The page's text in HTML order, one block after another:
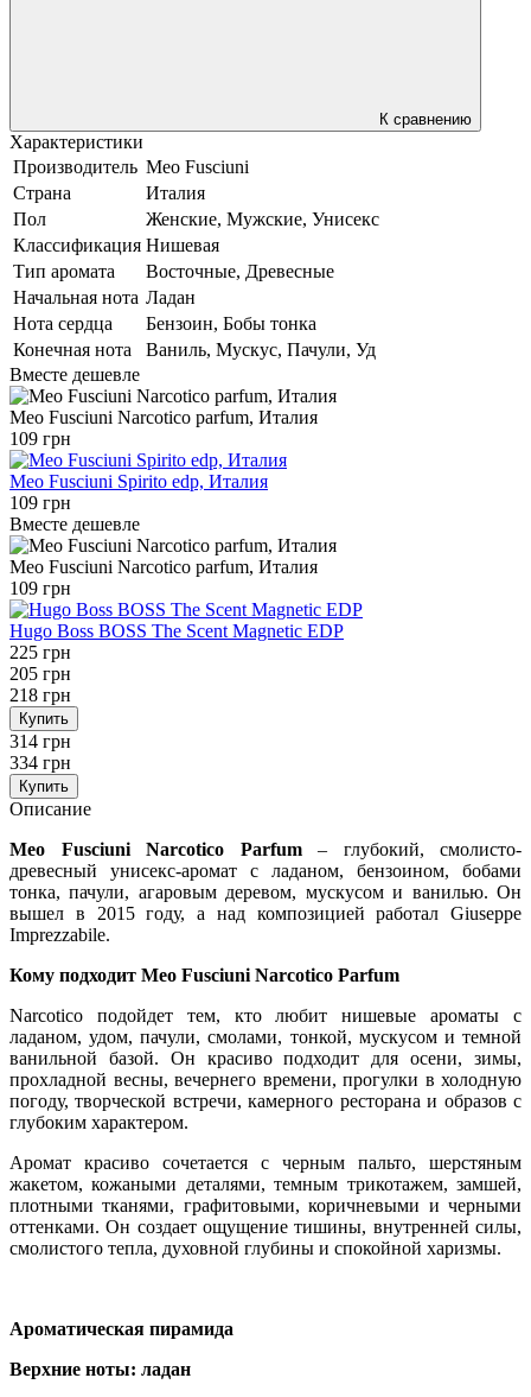
К сравнению
Характеристики
Производитель Meo Fusciuni
Страна
Италия
Пол
Женские, Мужские, Унисекс
Классификация Нишевая
Тип аромата
Восточные, Древесные
Начальная нота Ладан
Нота сердца
Бензоин, Бобы тонка
Конечная нота
Ваниль, Мускус, Пачули, Уд
Вместе дешевле
Meo Fusciuni Narcotico parfum, Италия
109 грн
Meo Fusciuni Spirito edp, Италия
109 грн
Вместе дешевле
Meo Fusciuni Narcotico parfum, Италия
109 грн
Hugo Boss BOSS The Scent Magnetic EDP
225 грн
205 грн
218 грн
Купить
314 грн
334 грн
Купить
Описание
Meo Fusciuni Narcotico Parfum– глубокий, смолисто-
древесный унисекс-аромат с ладаном, бензоином, бобами
тонка, пачули, агаровым деревом, мускусом и ванилью. Он
вышел в 2015 году, а над композицией работал Giuseppe
Imprezzabile.
Кому подходит Meo Fusciuni Narcotico Parfum
Narcotico подойдет тем, кто любит нишевые ароматы с
ладаном, удом, пачули, смолами, тонкой, мускусом и темной
ванильной базой. Он красиво подходит для осени, зимы,
прохладной весны, вечернего времени, прогулки в холодную
погоду, творческой встречи, камерного ресторана и образов с
глубоким характером.
Аромат красиво сочетается с черным пальто, шерстяным
жакетом, кожаными деталями, темным трикотажем, замшей,
плотными тканями, графитовыми, коричневыми и черными
оттенками. Он создает ощущение тишины, внутренней силы,
смолистого тепла, духовной глубины и спокойной харизмы.
Ароматическая пирамида
Верхние ноты: ладан